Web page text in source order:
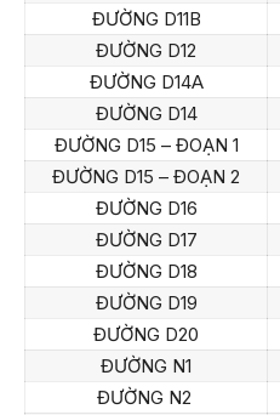
ĐƯỜNG D11B
ĐƯỜNG D12
ĐƯỜNG D14A
ĐƯỜNG D14
ĐƯỜNG D15 – ĐOẠN 1
ĐƯỜNG D15 – ĐOẠN 2
ĐƯỜNG D16
ĐƯỜNG D17
ĐƯỜNG D18
ĐƯỜNG D19
ĐƯỜNG D20
ĐƯỜNG N1
ĐƯỜNG N2